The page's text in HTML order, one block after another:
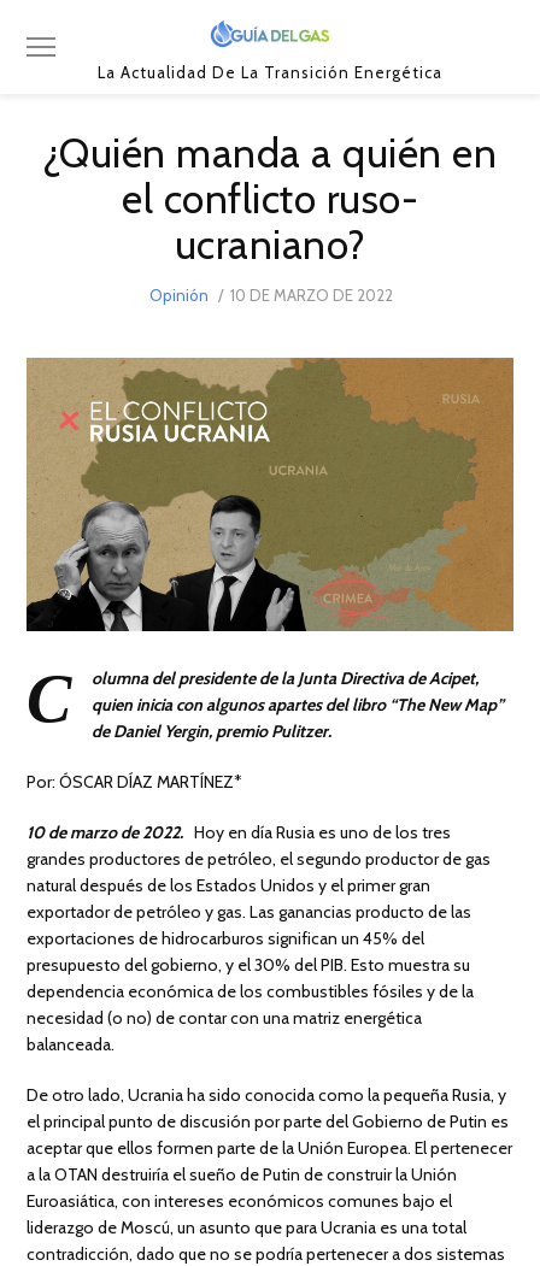
La Actualidad De La Transición Energética
¿Quién manda a quién en
el conflicto ruso-
ucraniano?
Opinión
POSTED
10 DE MARZO DE 2022
C
olumna del presidente de la Junta Directiva de Acipet,
quien inicia con algunosapartes del libro “The New Map”
de Daniel Yergin, premio Pulitzer.
Por: ÓSCAR DÍAZ MARTÍNEZ*
10 de marzo de 2022. Hoy en día Rusia es uno de los tres
grandes productores de petróleo, el segundo productor de gas
natural después de los Estados Unidos y el primer gran
exportador de petróleo y gas. Las ganancias producto de las
exportaciones de hidrocarburos significan un 45% del
presupuesto del gobierno, y el 30% del PIB. Esto muestra su
dependencia económica de los combustibles fósiles y de la
necesidad (o no) de contar con una matriz energética
balanceada.
De otro lado, Ucrania ha sido conocida como la pequeña Rusia, y
el principal punto de discusión por parte del Gobierno de Putin es
aceptar que ellos formen parte de la Unión Europea. El pertenecer
a la OTAN destruiría el sueño de Putin de construir la Unión
Euroasiática, con intereses económicos comunes bajo el
liderazgo de Moscú, un asunto que para Ucrania es una total
contradicción, dado que no se podría pertenecer a dos sistemas